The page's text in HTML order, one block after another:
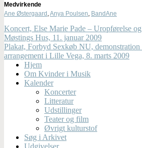
Medvirkende
Ane Østergaard Anya Poulsen BandAne
Koncert, Else Marie Pade – Uropførelse
Møstings Hus, 11. januar 2009
Plakat, Forbyd Sexkøb NU,
arrangement i Lille Vega, 8. marts 2009
Hjem
Om Kvinder i Musik
Kalender
Koncerter
Litteratur
Udstillinger
Teater og film
Øvrigt kulturstof
Søg i Arkivet
Udgivelser